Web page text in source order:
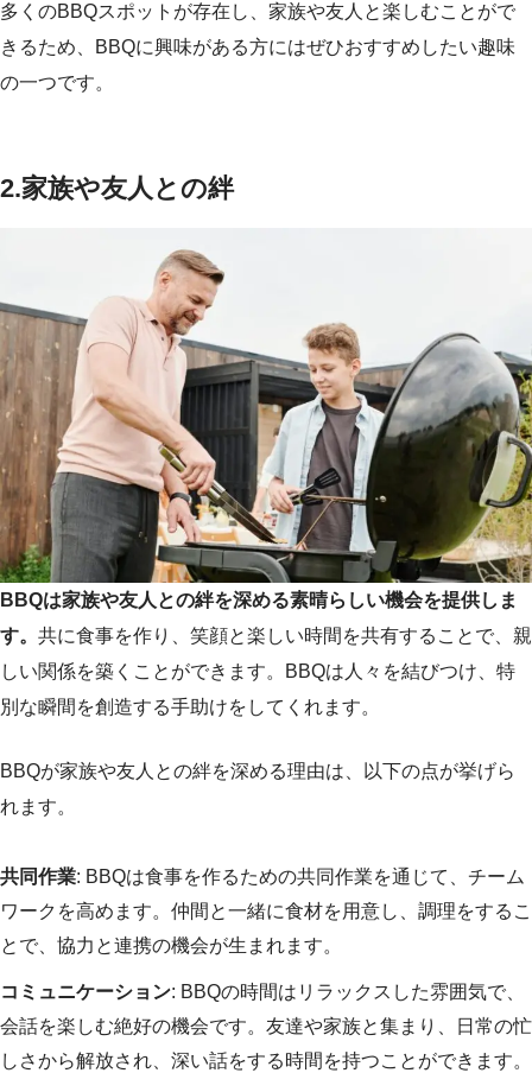
多くのBBQスポットが存在し、家族や友人と楽しむことがで
きるため、BBQに興味がある方にはぜひおすすめしたい趣味
の一つです。
2.家族や友人との絆
BBQは家族や友人との絆を深める素晴らしい機会を提供しま
す。 共に食事を作り、笑顔と楽しい時間を共有することで、親
しい関係を築くことができます。BBQは人々を結びつけ、特
別な瞬間を創造する手助けをしてくれます。
BBQが家族や友人との絆を深める理由は、以下の点が挙げら
れます。
共同作業: BBQは食事を作るための共同作業を通じて、チーム
ワークを高めます。仲間と一緒に食材を用意し、調理をするこ
とで、協力と連携の機会が生まれます。
コミュニケーション: BBQの時間はリラックスした雰囲気で、
会話を楽しむ絶好の機会です。友達や家族と集まり、日常の忙
しさから解放され、深い話をする時間を持つことができます。